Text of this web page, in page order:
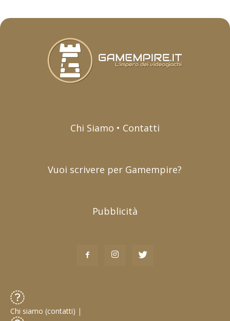
Chi Siamo • Contatti
Vuoi scrivere per Gamempire?
Pubblicità
Chi siamo (contatti) |